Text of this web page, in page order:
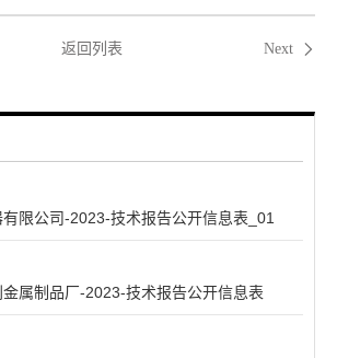
返回列表 Next
限公司-2023-技术报告公开信息表_01
属制品厂-2023-技术报告公开信息表